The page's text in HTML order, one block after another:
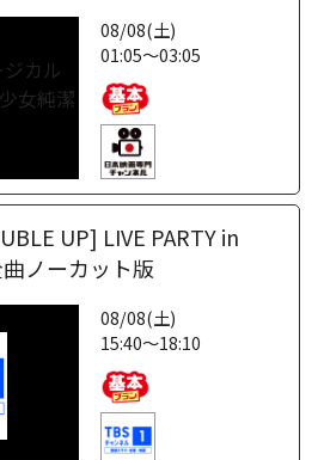
08/08(土)
01:05～03:05
UP] LIVE PARTY in
曲ノーカット版
08/08(土)
15:40～18:10